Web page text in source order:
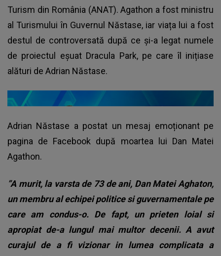
Turism din România (ANAT). Agathon a fost ministru
al Turismului în Guvernul Năstase, iar viața lui a fost
destul de controversată după ce și-a legat numele
de proiectul eșuat Dracula Park, pe care îl inițiase
alături de Adrian Năstase.
Adrian Năstase a postat un mesaj emoționant pe
pagina de Facebook după moartea lui Dan Matei
Agathon.
”A murit, la varsta de 73 de ani, Dan Matei Aghaton,
un membru al echipei politice si guvernamentale pe
care am condus-o. De fapt, un prieten loial si
apropiat de-a lungul mai multor decenii. A avut
curajul de a fi vizionar in lumea complicata a